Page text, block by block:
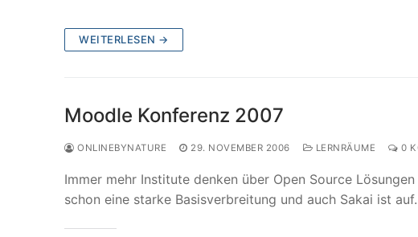
WEITERLESEN →
Moodle Konferenz 2007
ONLINEBYNATURE 29. NOVEMBER 2006 LERNRÄUME 0
Immer mehr Institute denken über Open Source
schon eine starke Basisverbreitung und auch Sakai ist